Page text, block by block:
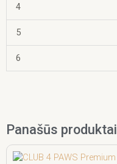
4
5
6
Panašūs produktai